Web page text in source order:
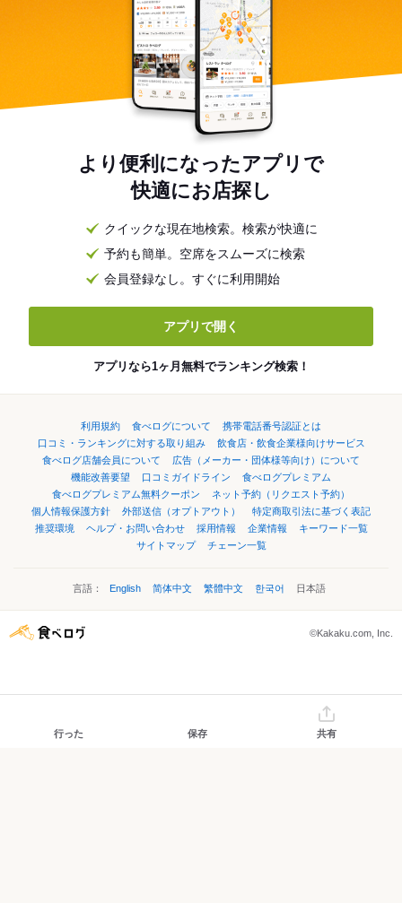
より便利になったアプリで
快適にお店探し
クイックな現在地検索。検索が快適に
予約も簡単。空席をスムーズに検索
会員登録なし。すぐに利用開始
アプリで開く
アプリなら1ヶ月無料でランキング検索！
利用規約 食べログについて
携帯電話番号認証とは
口コミ・ランキングに対する取り組み
飲食店・飲食企業様向けサービス
食べログ店舗会員について
広告（メーカー・団体様等向け）について
機能改善要望
口コミガイドライン
食べログプレミアム
食べログプレミアム無料クーポン
ネット予約（リクエスト予約）
個人情報保護方針
外部送信（オプトアウト）
特定商取引法に基づく表記
推奨環境
ヘルプ・お問い合わせ 採用情報 企業情報
キーワード一覧
サイトマップ
チェーン一覧
言語： English 简体中文 繁體中文 한국어 日本語
©Kakaku.com, Inc.
行った 保存 共有